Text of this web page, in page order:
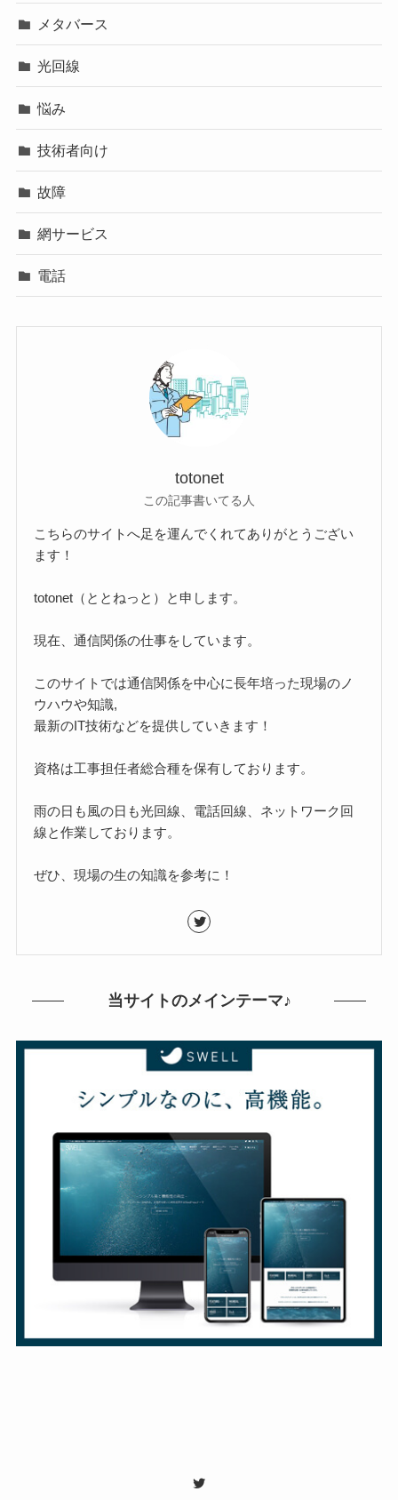
メタバース
光回線
悩み
技術者向け
故障
網サービス
電話
totonet
この記事書いてる人
こちらのサイトへ足を運んでくれてありがとうござい
ます！
totonet（ととねっと）と申します。
現在、通信関係の仕事をしています。
このサイトでは通信関係を中心に長年培った現場のノ
ウハウや知識,
最新のIT技術などを提供していきます！
資格は工事担任者総合種を保有しております。
雨の日も風の日も光回線、電話回線、ネットワーク回
線と作業しております。
ぜひ、現場の生の知識を参考に！
当サイトのメインテーマ♪